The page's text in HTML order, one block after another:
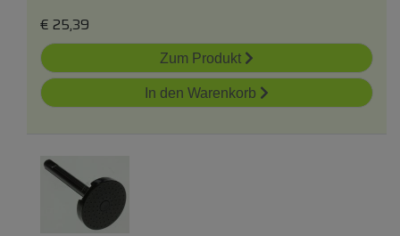
€ 25,39
Zum Produkt
In den Warenkorb